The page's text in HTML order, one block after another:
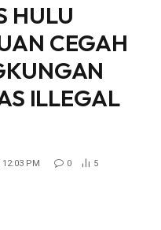
HULU
CEGAH
ILLEGAL
12:03 PM 0 5